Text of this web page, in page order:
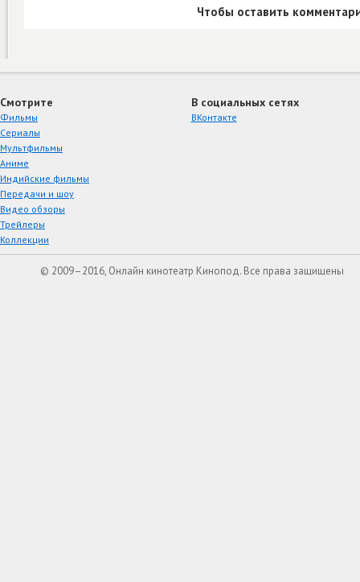
Чтобы оставить
Смотрите
Фильмы
Сериалы
Мультфильмы
Аниме
Индийские фильмы
Передачи и шоу
Видео обзоры
Трейлеры
Коллекции
В социальных сетях
ВКонтакте
© 2009–2016, Онлайн кинотеатр Кинопод. Все права защищены